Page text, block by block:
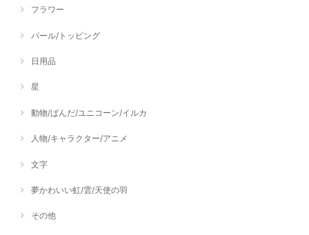
フラワー
パール/トッピング
日用品
星
動物/ぱんだ/ユニコーン/イルカ
人物/キャラクター/アニメ
文字
夢かわいい虹/雲/天使の羽
その他